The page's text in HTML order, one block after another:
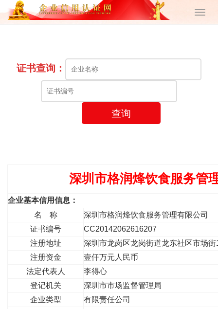
证书查询：
查询
深圳市格润烽饮食服务管
企业基本信用信息：
名 称
深圳市格润烽饮食服务管理有限公司
证书编号
CC20142062616207
注册地址
深圳市龙岗区龙岗街道龙东社区市场
注册资金
壹仟万元人民币
法定代表人
李得心
登记机关
深圳市市场监督管理局
企业类型
有限责任公司